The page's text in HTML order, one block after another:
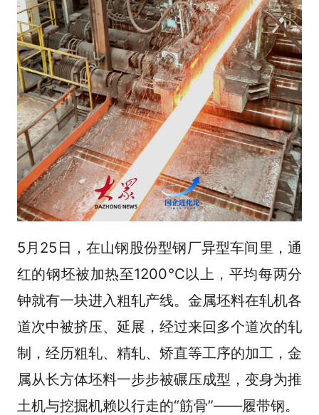
5月25日，在山钢股份型钢厂异型车间里，通
红的钢坯被加热至1200℃以上，平均每两分
钟就有一块进入粗轧产线。金属坯料在轧机各
道次中被挤压、延展，经过来回多个道次的轧
制，经历粗轧、精轧、矫直等工序的加工，金
属从长方体坯料一步步被碾压成型，变身为推
土机与挖掘机赖以行走的“筋骨”——履带钢。